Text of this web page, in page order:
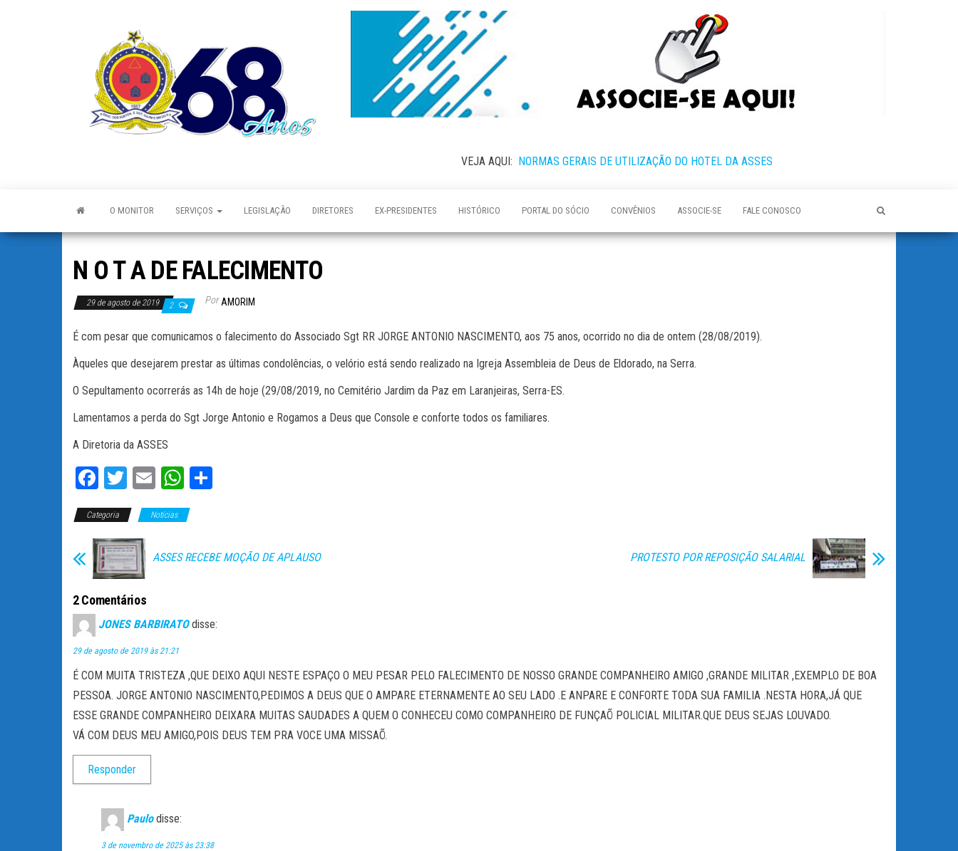
VEJA AQUI: NORMAS GERAIS DE UTILIZAÇÃO DO HOTEL DA ASSES
O MONITOR SERVIÇOS LEGISLAÇÃO DIRETORES EX-PRESIDENTES HISTÓRICO PORTAL DO SÓCIO CONVÊNIOS ASSOCIE-SE FALE CONOSCO
N O T A DE FALECIMENTO
29 de agosto de 2019 2 Por AMORIM
É com pesar que comunicamos o falecimento do Associado Sgt RR JORGE ANTONIO NASCIMENTO, aos 75 anos, ocorrido no dia de ontem (28/08/2019).
Àqueles que desejarem prestar as últimas condolências, o velório está sendo realizado na Igreja Assembleia de Deus de Eldorado, na Serra.
O Sepultamento ocorrerás as 14h de hoje (29/08/2019, no Cemitério Jardim da Paz em Laranjeiras, Serra-ES.
Lamentamos a perda do Sgt Jorge Antonio e Rogamos a Deus que Console e conforte todos os familiares.
A Diretoria da ASSES
Fa
ce
bo
ok
T
wi
tt
er
E
m
ail
W
ha
ts
A
pp
pa
rti
ar
Categoria Notícias
ASSES RECEBE MOÇÃO DE APLAUSO PROTESTO POR REPOSIÇÃO SALARIAL
2 Comentários
JONES BARBIRATO disse:
29 de agosto de 2019 às 21:21
É COM MUITA TRISTEZA ,QUE DEIXO AQUI NESTE ESPAÇO O MEU PESAR PELO FALECIMENTO DE NOSSO GRANDE COMPANHEIRO AMIGO ,GRANDE MILITAR ,EXEMPLO DE BOA
PESSOA. JORGE ANTONIO NASCIMENTO,PEDIMOS A DEUS QUE O AMPARE ETERNAMENTE AO SEU LADO .E ANPARE E CONFORTE TODA SUA FAMILIA .NESTA HORA,JÁ QUE
ESSE GRANDE COMPANHEIRO DEIXARA MUITAS SAUDADES A QUEM O CONHECEU COMO COMPANHEIRO DE FUNÇAÕ POLICIAL MILITAR.QUE DEUS SEJAS LOUVADO.
VÁ COM DEUS MEU AMIGO,POIS DEUS TEM PRA VOCE UMA MISSAÕ.
Responder
Paulo disse:
3 de novembro de 2025 às 23:38